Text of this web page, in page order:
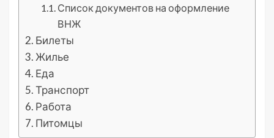
Список документов на оформление
ВНЖ
Билеты
Жилье
Еда
Транспорт
Работа
Питомцы